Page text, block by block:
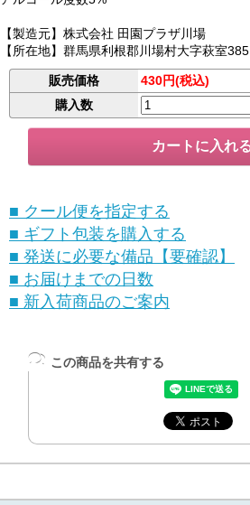
【製造元】株式会社 田園プラザ川場
【所在地】群馬県利根郡川場村大字萩室385
販売価格
430円(税込)
購入数
■ クール便を指定する
■ ギフト包装を購入する
■ 発送に必要な備品【要確認】
■ お届けまでの日数
■ 新入荷商品のご案内
この商品を共有する